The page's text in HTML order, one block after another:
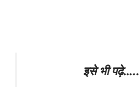
इसे भी पढ़े…..